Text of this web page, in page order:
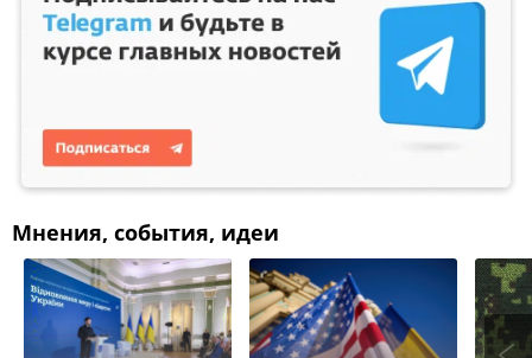
Мнения, события, идеи